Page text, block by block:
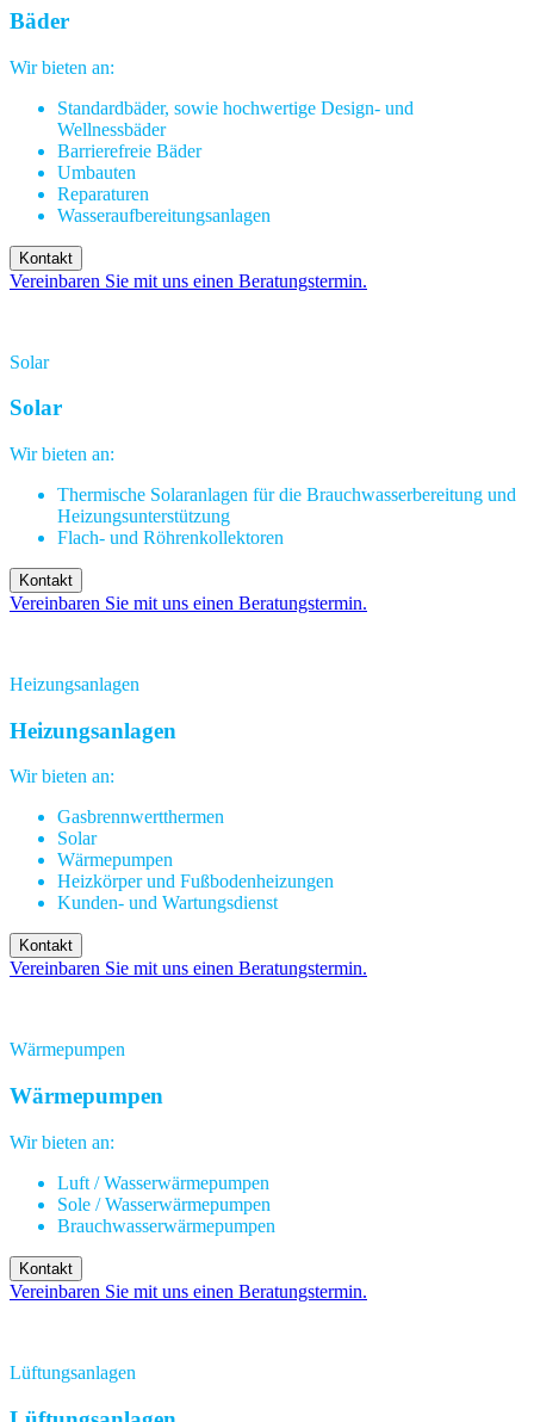
Bäder
Wir bieten an:
Standardbäder, sowie hochwertige Design- und
Wellnessbäder
Barrierefreie Bäder
Umbauten
Reparaturen
Wasseraufbereitungsanlagen
Kontakt
Vereinbaren Sie mit uns einen Beratungstermin.
Solar
Solar
Wir bieten an:
Thermische Solaranlagen für die Brauchwasserbereitung und
Heizungsunterstützung
Flach- und Röhrenkollektoren
Kontakt
Vereinbaren Sie mit uns einen Beratungstermin.
Heizungsanlagen
Heizungsanlagen
Wir bieten an:
Gasbrennwertthermen
Solar
Wärmepumpen
Heizkörper und Fußbodenheizungen
Kunden- und Wartungsdienst
Kontakt
Vereinbaren Sie mit uns einen Beratungstermin.
Wärmepumpen
Wärmepumpen
Wir bieten an:
Luft / Wasserwärmepumpen
Sole / Wasserwärmepumpen
Brauchwasserwärmepumpen
Kontakt
Vereinbaren Sie mit uns einen Beratungstermin.
Lüftungsanlagen